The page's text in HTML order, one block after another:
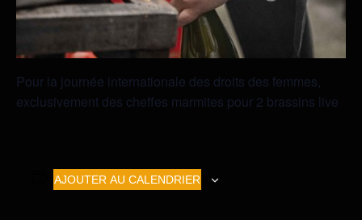
Pour la journée internationale des droits des femmes,
exclusivement des cheffes marmites pour 2 brassins live
AJOUTER AU CALENDRIER